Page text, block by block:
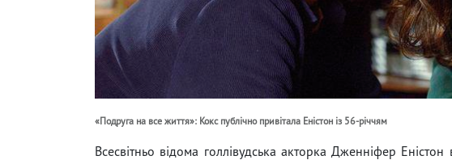
«Подруга на все життя»: Кокс публічно привітала Еністон із 56-річчям
Всесвітньо відома голлівудська акторка Дженніфер